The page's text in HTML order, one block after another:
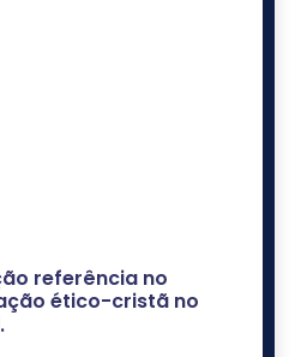
referência no
ético-cristã no